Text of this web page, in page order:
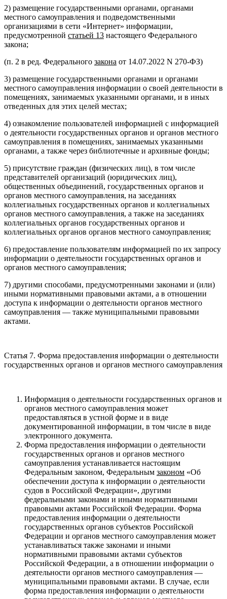
2) размещение государственными органами, органами
местного самоуправления и подведомственными
организациями в сети «Интернет» информации,
предусмотренной статьей 13 настоящего Федерального
закона;
(п. 2 в ред. Федерального закона от 14.07.2022 N 270-ФЗ)
3) размещение государственными органами и органами
местного самоуправления информации о своей деятельности в
помещениях, занимаемых указанными органами, и в иных
отведенных для этих целей местах;
4) ознакомление пользователей информацией с информацией
о деятельности государственных органов и органов местного
самоуправления в помещениях, занимаемых указанными
органами, а также через библиотечные и архивные фонды;
5) присутствие граждан (физических лиц), в том числе
представителей организаций (юридических лиц),
общественных объединений, государственных органов и
органов местного самоуправления, на заседаниях
коллегиальных государственных органов и коллегиальных
органов местного самоуправления, а также на заседаниях
коллегиальных органов государственных органов и
коллегиальных органов органов местного самоуправления;
6) предоставление пользователям информацией по их запросу
информации о деятельности государственных органов и
органов местного самоуправления;
7) другими способами, предусмотренными законами и (или)
иными нормативными правовыми актами, а в отношении
доступа к информации о деятельности органов местного
самоуправления — также муниципальными правовыми
актами.
Статья 7. Форма предоставления информации о деятельности
государственных органов и органов местного самоуправления
Информация о деятельности государственных органов и
органов местного самоуправления может
предоставляться в устной форме и в виде
документированной информации, в том числе в виде
электронного документа.
Форма предоставления информации о деятельности
государственных органов и органов местного
самоуправления устанавливается настоящим
Федеральным законом, Федеральным законом «Об
обеспечении доступа к информации о деятельности
судов в Российской Федерации», другими
федеральными законами и иными нормативными
правовыми актами Российской Федерации. Форма
предоставления информации о деятельности
государственных органов субъектов Российской
Федерации и органов местного самоуправления может
устанавливаться также законами и иными
нормативными правовыми актами субъектов
Российской Федерации, а в отношении информации о
деятельности органов местного самоуправления —
муниципальными правовыми актами. В случае, если
форма предоставления информации о деятельности